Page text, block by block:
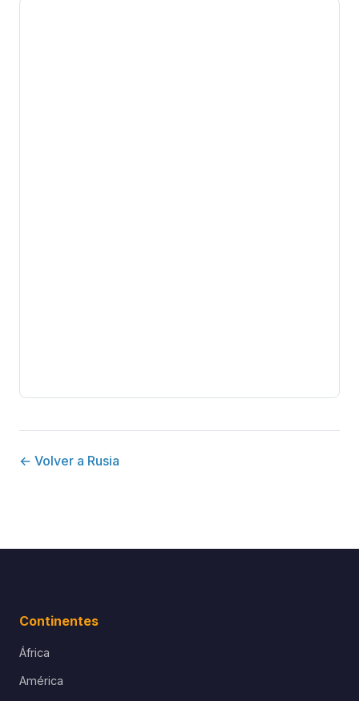
← Volver a Rusia
Continentes
África
América